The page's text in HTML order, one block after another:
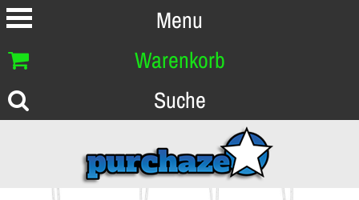
Menu
Warenkorb
Suche